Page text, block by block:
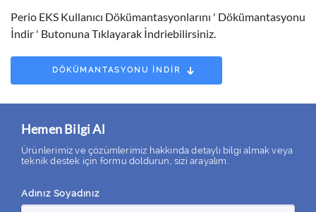
Perio EKS Kullanıcı Dökümantasyonlarını ' Dökümantasyonu
İndir ' Butonuna Tıklayarak İndriebilirsiniz.
DÖKÜMANTASYONU İNDİR
Hemen Bilgi Al
Ürünlerimiz ve çözümlerimiz hakkında detaylı bilgi almak veya
teknik destek için formu doldurun, sizi arayalım.
Adınız Soyadınız